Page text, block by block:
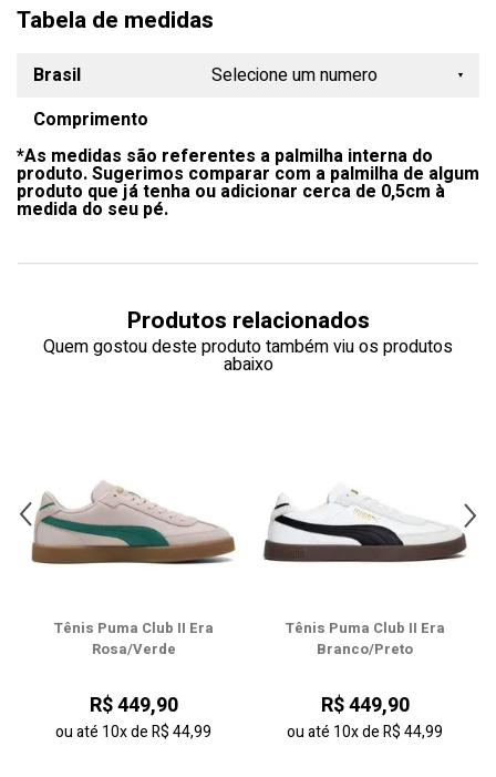
Tabela de medidas
Brasil
Comprimento
*As medidas são referentes a palmilha interna do
produto. Sugerimos comparar com a palmilha de algum
produto que já tenha ou adicionar cerca de 0,5cm à
medida do seu pé.
Selecione um numero
35
39
43
44
Produtos relacionados
Quem gostou deste produto também viu os produtos
abaixo
Tênis Puma Club II Era
Rosa/Verde
R$ 449,90
ou até 10xdeR$ 44,99
Tênis Puma Club II Era
Branco/Preto
R$ 449,90
ou até 10xdeR$ 44,99